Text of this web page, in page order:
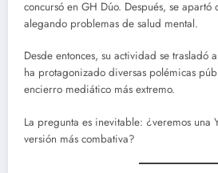
concursó en GH Dúo. Después, se apartó
alegando problemas de salud mental.
Desde entonces, su actividad se trasladó
ha protagonizado diversas polémicas
encierro mediático más extremo.
La pregunta es inevitable: ¿veremos una
versión más combativa?